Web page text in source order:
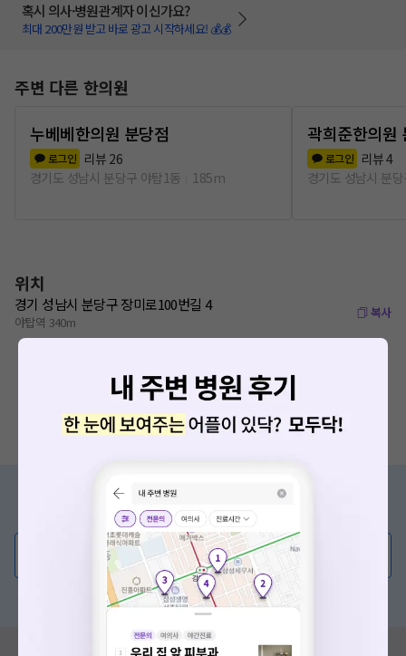
혹시 의사·병원관계자 이신가요?
최대 200만원 받고 바로 광고 시작하세요! 💰💰
주변 다른 한의원
누베베한의원 분당점
로그인 리뷰 26
경기도 성남시 분당구 야탑1동
185m
곽희준한의원
로그인 리뷰4
경기도 성남시 분
위치
경기 성남시 분당구 장미로100번길 4
야탑역 340m
복사
증상/치료, 궁금한 점이 있나요?
의사가 직접 답해드려요!
💬 무엇이든 물어보세요
혹은, 의료상담 서비스에 다양한 게시글 보러가기
혹시 잘못된 병원정보가 있나요?